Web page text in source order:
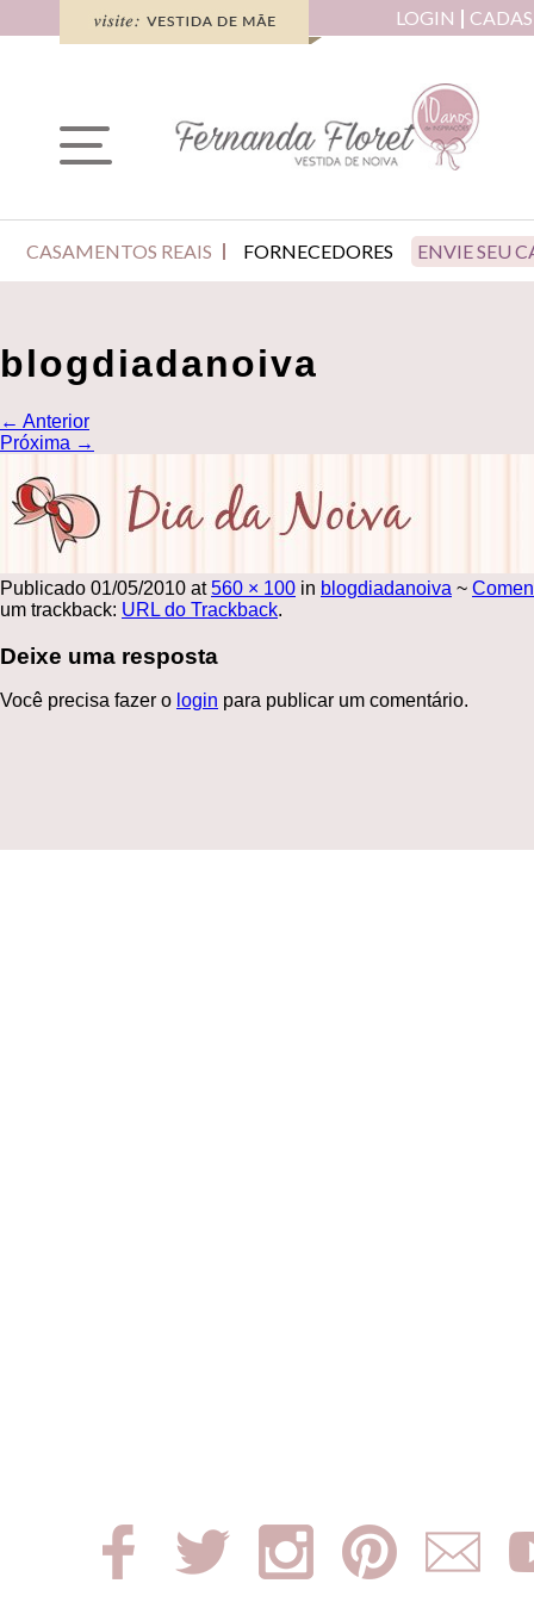
LOGIN
CASAMENTOS REAIS FORNECEDORES ENVIE SEU
blogdiadanoiva
← Anterior
Próxima →
Publicado 01/05/2010 at560 × 100 in blogdiadanoiva ~
um trackback: URL do Trackback.
Deixe uma resposta
Você precisa fazer o login para publicar um comentário.